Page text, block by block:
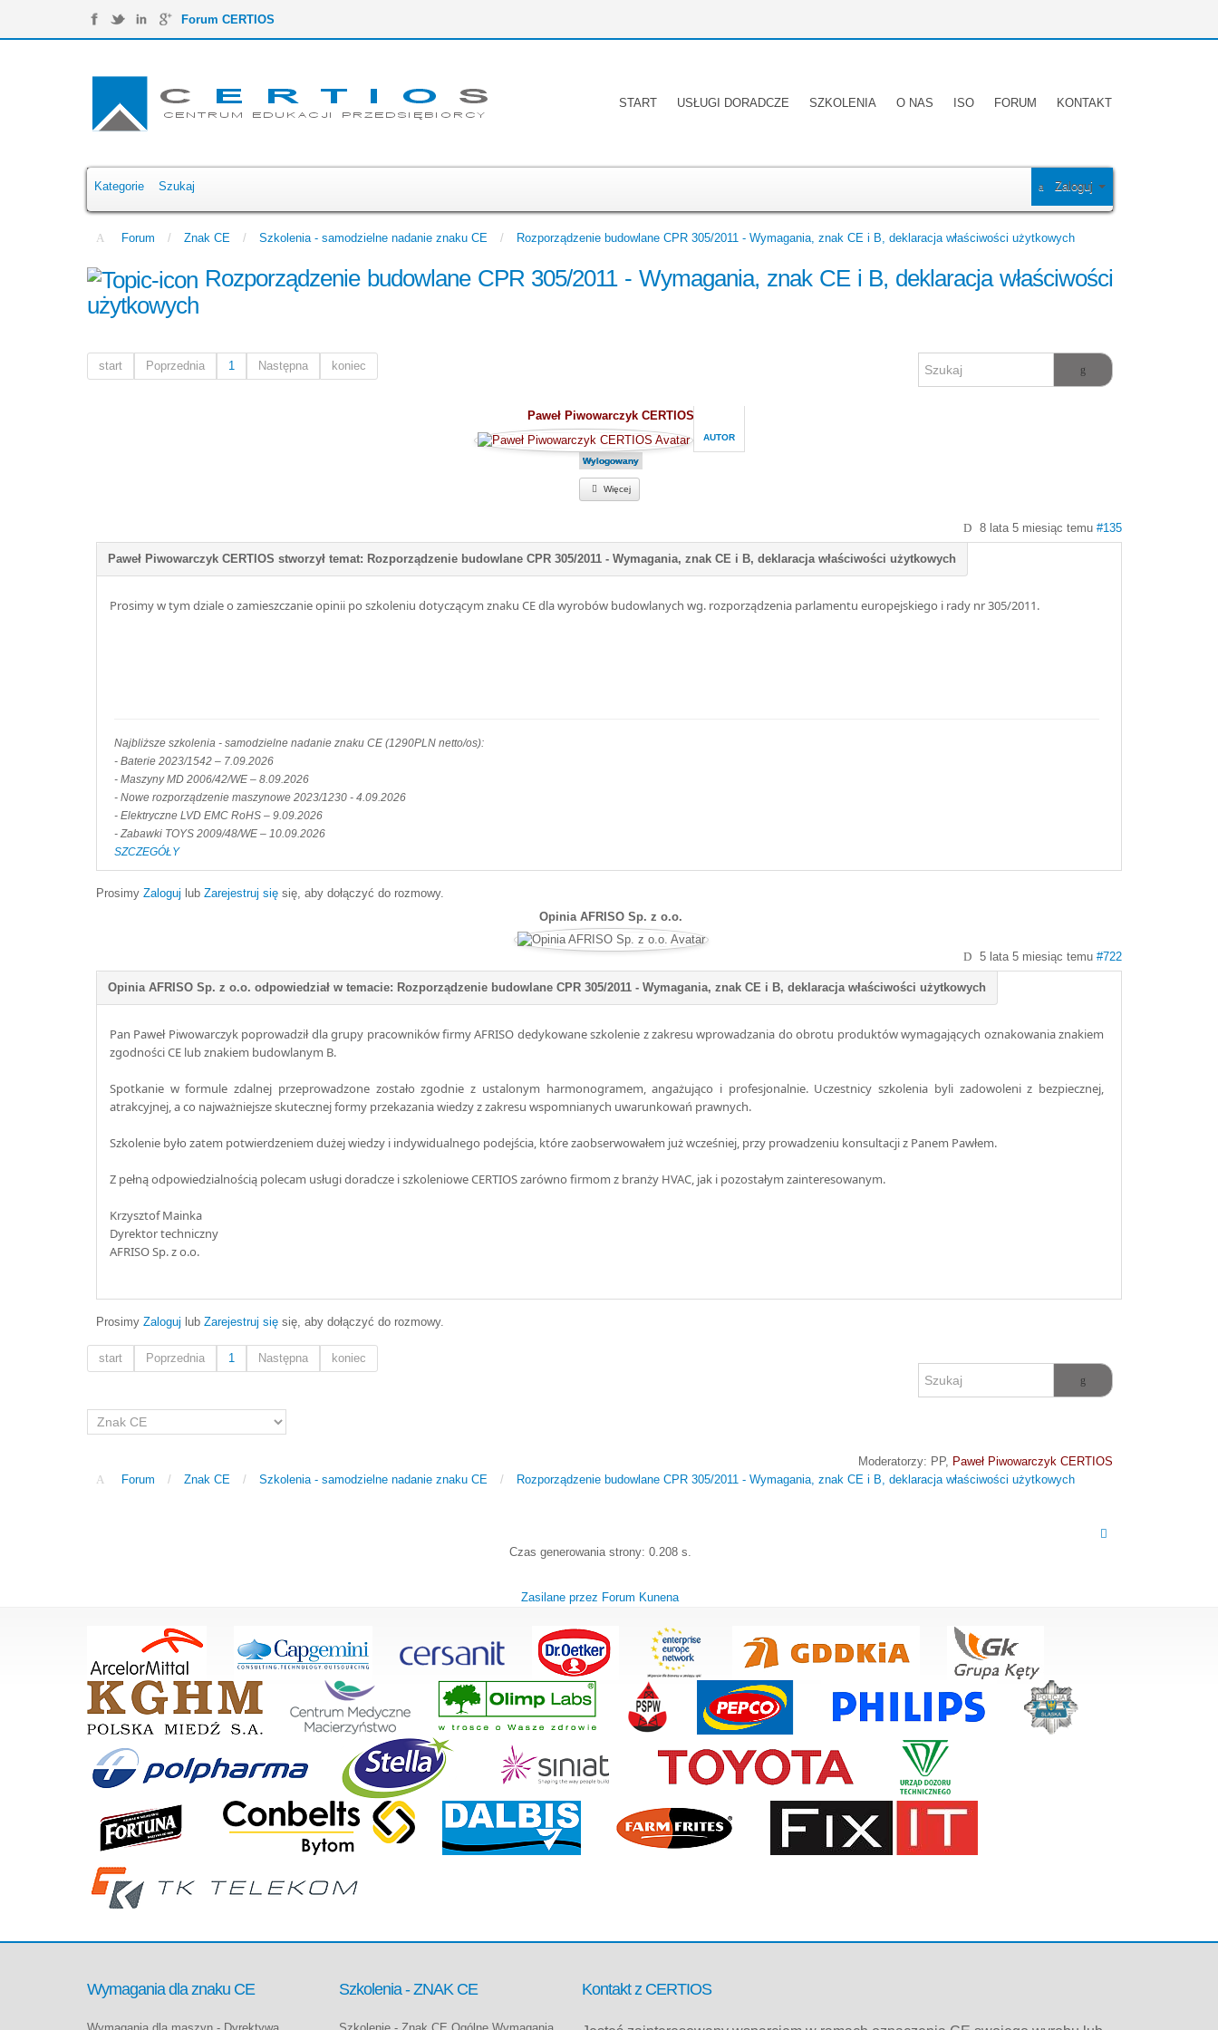
Forum CERTIOS
START USŁUGI DORADCZE SZKOLENIA O NAS ISO FORUM KONTAKT
Kategorie Szukaj Zaloguj
Forum / Znak CE / Szkolenia - samodzielne nadanie znaku CE / Rozporządzenie budowlane CPR 305/2011 - Wymagania, znak CE i B, deklaracja właściwości użytkowych
Rozporządzenie budowlane CPR 305/2011 - Wymagania, znak CE i B, deklaracja właściwości
użytkowych
start Poprzednia 1 Następna koniec
Paweł Piwowarczyk CERTIOS
AUTOR
Wylogowany
Więcej
8 lata 5 miesiąc temu #135
Prosimy w tym dziale o zamieszczanie opinii po szkoleniu dotyczącym znaku CE dla wyrobów budowlanych wg. rozporządzenia parlamentu europejskiego i rady nr 305/2011.
Najbliższe szkolenia - samodzielne nadanie znaku CE (1290PLN netto/os):
- Baterie 2023/1542 – 7.09.2026
- Maszyny MD 2006/42/WE – 8.09.2026
- Nowe rozporządzenie maszynowe 2023/1230 - 4.09.2026
- Elektryczne LVD EMC RoHS – 9.09.2026
- Zabawki TOYS 2009/48/WE – 10.09.2026
SZCZEGÓŁY
Prosimy Zaloguj lub Zarejestruj się się, aby dołączyć do rozmowy.
Opinia AFRISO Sp. z o.o.
5 lata 5 miesiąc temu #722
Pan Paweł Piwowarczyk poprowadził dla grupy pracowników firmy AFRISO dedykowane szkolenie z zakresu wprowadzania do obrotu produktów wymagających oznakowania znakiem
zgodności CE lub znakiem budowlanym B.
Spotkanie w formule zdalnej przeprowadzone zostało zgodnie z ustalonym harmonogramem, angażująco i profesjonalnie. Uczestnicy szkolenia byli zadowoleni z bezpiecznej,
atrakcyjnej, a co najważniejsze skutecznej formy przekazania wiedzy z zakresu wspomnianych uwarunkowań prawnych.
Szkolenie było zatem potwierdzeniem dużej wiedzy i indywidualnego podejścia, które zaobserwowałem już wcześniej, przy prowadzeniu konsultacji z Panem Pawłem.
Z pełną odpowiedzialnością polecam usługi doradcze i szkoleniowe CERTIOS zarówno firmom z branży HVAC, jak i pozostałym zainteresowanym.
Krzysztof Mainka
Dyrektor techniczny
AFRISO Sp. z o.o.
Prosimy Zaloguj lub Zarejestruj się się, aby dołączyć do rozmowy.
start Poprzednia 1 Następna koniec
Moderatorzy: PP, Paweł Piwowarczyk CERTIOS
Forum
/ Znak CE / Szkolenia - samodzielne nadanie znaku CE / Rozporządzenie budowlane CPR 305/2011 - Wymagania, znak CE i B, deklaracja właściwości użytkowych
Czas generowania strony: 0.208 s.
Zasilane przez Forum Kunena
Wymagania dla znaku CE Szkolenia - ZNAK CE Kontakt z CERTIOS